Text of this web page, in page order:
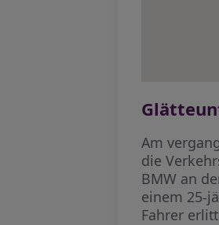
Am
die
BMW an
einem 25-
Fahrer